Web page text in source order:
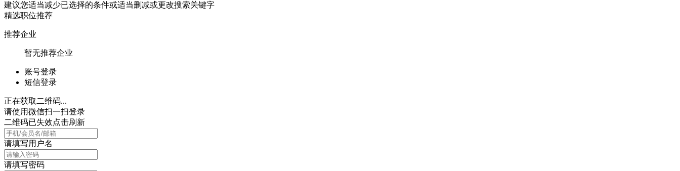
建议您适当减少已选择的条件或适当删减或更改搜索关键字
精选职位推荐
推荐企业
暂无推荐企业
账号登录
短信登录
正在获取二维码...
请使用微信扫一扫登录
二维码已失效点击刷新
请填写用户名
请填写密码